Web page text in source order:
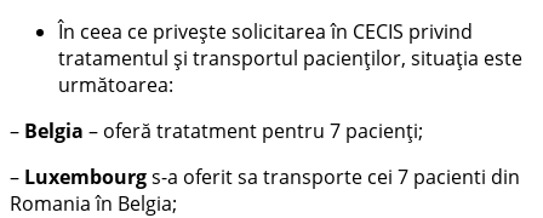
În ceea ce privește solicitarea în CECIS privind
tratamentul și transportul pacienților, situația este
următoarea:
– Belgia – oferă tratatment pentru 7 pacienți;
– Luxembourgs-a oferit sa transporte cei 7 pacienti din
Romania în Belgia;